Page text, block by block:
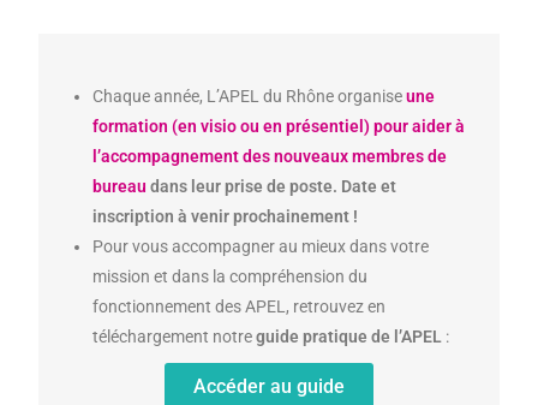
Chaque année, L’APEL du Rhône organiseune
formation (en visio ou en présentiel) pour aider à
l’accompagnement des nouveaux membres de
bureau dans leur prise de poste. Date et
inscription à venir prochainement !
Pour vous accompagner au mieux dans votre
mission et dans la compréhension du
fonctionnement des APEL, retrouvez en
téléchargement notreguide pratique de l’APEL :
Accéder au guide